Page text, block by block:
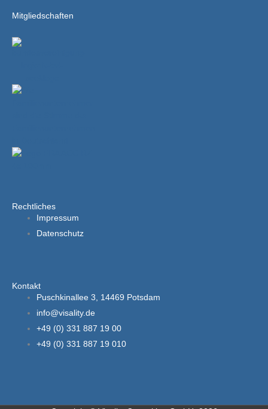
Mitgliedschaften
Rechtliches
Impressum
Datenschutz
Kontakt
Puschkinallee 3, 14469 Potsdam
info@visality.de
+49 (0) 331 887 19 00
+49 (0) 331 887 19 010